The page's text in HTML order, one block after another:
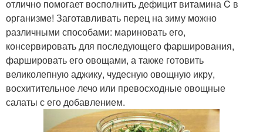
отлично помогает восполнить дефицит витамина C в
организме! Заготавливать перец на зиму можно
различными способами: мариновать его,
консервировать для последующего фарширования,
фаршировать его овощами, а также готовить
великолепную аджику, чудесную овощную икру,
восхитительное лечо или превосходные овощные
салаты с его добавлением.